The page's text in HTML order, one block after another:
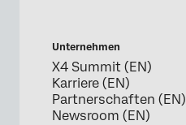
Unternehmen
X4 Summit (EN)
Karriere (EN)
Partnerschaften (EN)
Newsroom (EN)